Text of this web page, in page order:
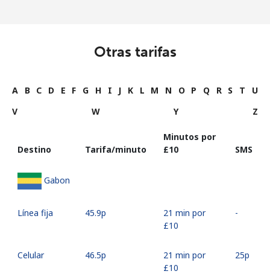
Otras tarifas
A B C D E F G H I J K L M N O P Q R S T
U
V
W Y Z
Destino Tarifa/minuto
Minutos por
⁦£10⁩
SMS
Gabon
Línea fija ⁦45.9p⁩
21 min por
⁦£10⁩
-
Celular ⁦46.5p⁩
21 min por
⁦£10⁩
⁦25p⁩